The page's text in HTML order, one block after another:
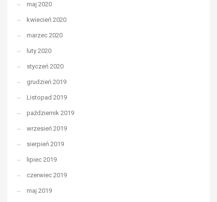
maj 2020
kwiecień 2020
marzec 2020
luty 2020
styczeń 2020
grudzień 2019
Listopad 2019
październik 2019
wrzesień 2019
sierpień 2019
lipiec 2019
czerwiec 2019
maj 2019